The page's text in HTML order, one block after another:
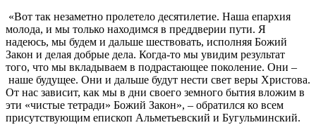
«Вот так незаметно пролетело десятилетие. Наша епархия
молода, и мы только находимся в преддверии пути. Я
надеюсь, мы будем и дальше шествовать, исполняя Божий
Закон и делая добрые дела. Когда-то мы увидим результат
того, что мы вкладываем в подрастающее поколение. Они –
наше будущее. Они и дальше будут нести свет веры Христова.
От нас зависит, как мы в дни своего земного бытия вложим в
эти «чистые тетради» Божий Закон», – обратился ко всем
присутствующим епископ Альметьевский и Бугульминский.